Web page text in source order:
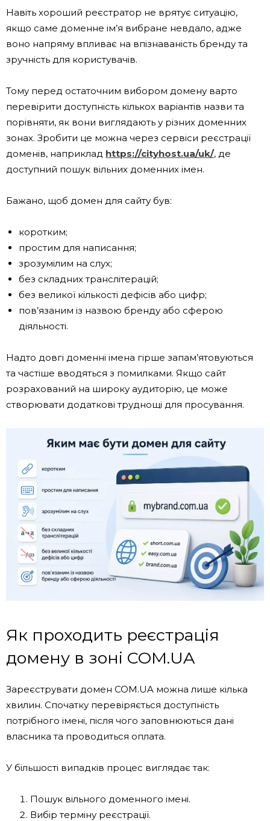
Навіть хороший реєстратор не врятує ситуацію,
якщо саме доменне ім’я вибране невдало, адже
воно напряму впливає на впізнаваність бренду та
зручність для користувачів.
Тому перед остаточним вибором домену варто
перевірити доступність кількох варіантів назви та
порівняти, як вони виглядають у різних доменних
зонах. Зробити це можна через сервіси реєстрації
доменів, наприклад https://cityhost.ua/uk/, де
доступний пошук вільних доменних імен.
Бажано, щоб домен для сайту був:
коротким;
простим для написання;
зрозумілим на слух;
без складних транслітерацій;
без великої кількості дефісів або цифр;
пов’язаним із назвою бренду або сферою
діяльності.
Надто довгі доменні імена гірше запам’ятовуються
та частіше вводяться з помилками. Якщо сайт
розрахований на широку аудиторію, це може
створювати додаткові труднощі для просування.
Як проходить реєстрація
домену в зоні COM.UA
Зареєструвати домен COM.UA можна лише кілька
хвилин. Спочатку перевіряється доступність
потрібного імені, після чого заповнюються дані
власника та проводиться оплата.
У більшості випадків процес виглядає так:
Пошук вільного доменного імені.
Вибір терміну реєстрації.